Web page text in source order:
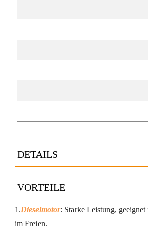
DETAILS
VORTEILE
1.Dieselmotor: Starke Leistung,
im Freien.